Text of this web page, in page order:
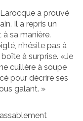
a prouvé
Il a repris un
sa manière.
n’hésite pas à
à surprise. «Je
cuillère à soupe
pour décrire ses
galant. »